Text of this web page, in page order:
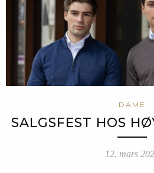
DAME
SALGSFEST HOS
12. mars